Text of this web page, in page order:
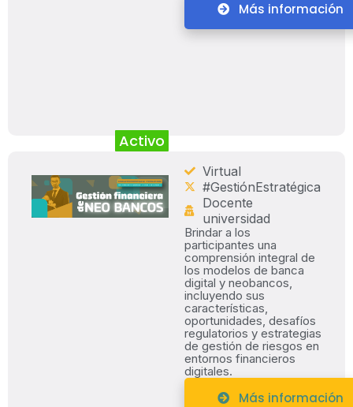
Más información
Activo
Virtual
#GestiónEstratégica
Docente
universidad
Brindar a los
participantes una
comprensión integral de
los modelos de banca
digital y neobancos,
incluyendo sus
características,
oportunidades, desafíos
regulatorios y estrategias
de gestión de riesgos en
entornos financieros
digitales.
Más información